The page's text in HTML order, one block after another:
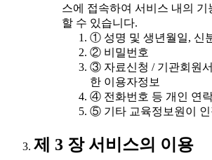
스에 접속하여 서비스 내의 기
할 수 있습니다.
① 성명 및 생년월일, 신
② 비밀번호
③ 자료신청 / 기관회원
한 이용자정보
④ 전화번호 등 개인 연
⑤ 기타 교육정보원이
제 3 장 서비스의 이용